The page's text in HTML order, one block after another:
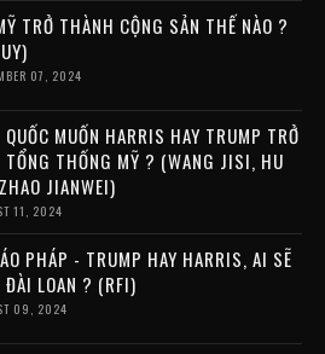
TRỞ THÀNH CỘNG SẢN THẾ NÀO ?
07, 2024
QUỐC MUỐN HARRIS HAY TRUMP TRỞ
TỔNG THỐNG MỸ ? (WANG JISI, HU
JIANWEI)
11, 2024
PHÁP - TRUMP HAY HARRIS, AI SẼ
ĐÀI LOAN ? (RFI)
09, 2024